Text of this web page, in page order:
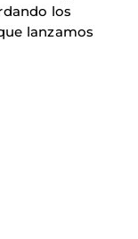
los
lanzamos